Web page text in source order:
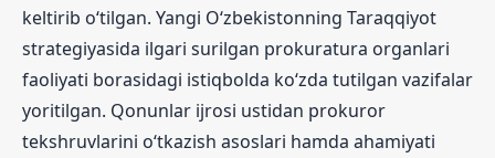
keltirib o‘tilgan. Yangi O‘zbekistonning Taraqqiyot
strategiyasida ilgari surilgan prokuratura organlari
faoliyati borasidagi istiqbolda ko‘zda tutilgan vazifalar
yoritilgan. Qonunlar ijrosi ustidan prokuror
tekshruvlarini o‘tkazish asoslari hamda ahamiyati